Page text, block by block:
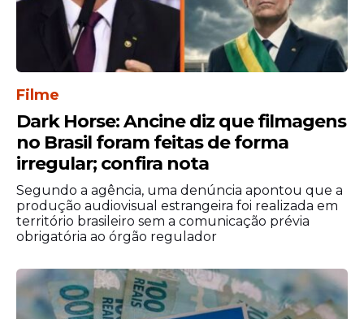
buscando reduzir o avanço da população
em situação de rua no país.
Filme
Dark Horse: Ancine diz que filmagens
no Brasil foram feitas de forma
irregular; confira nota
Segundo a agência, uma denúncia apontou que a
produção audiovisual estrangeira foi realizada em
território brasileiro sem a comunicação prévia
obrigatória ao órgão regulador